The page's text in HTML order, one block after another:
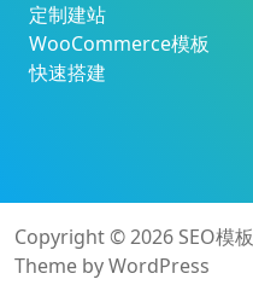
定制建站
WooCommerce模板
快速搭建
Copyright © 2026 SEO模板
Theme byWordPress